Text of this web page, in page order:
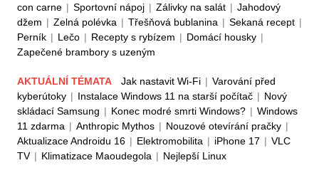
con carne | Sportovní nápoj | Zálivky na salát | Jahodový
džem | Zelná polévka | Třešňová bublanina | Sekaná recept |
Perník | Lečo | Recepty s rybízem | Domácí housky |
Zapečené brambory s uzeným
AKTUÁLNÍ TÉMATA Jak nastavit Wi-Fi | Varování před
kyberútoky | Instalace Windows 11 na starší počítač | Nový
skládací Samsung | Konec modré smrti Windows? | Windows
11 zdarma | Anthropic Mythos | Nouzové otevírání pračky |
Aktualizace Androidu 16 | Elektromobilita | iPhone 17 | VLC
TV | Klimatizace Maoudegola | Nejlepší Linux